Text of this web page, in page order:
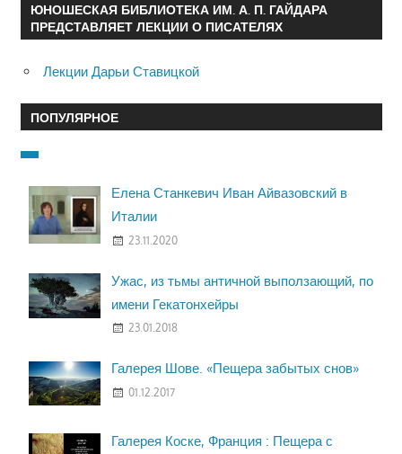
ЮНОШЕСКАЯ БИБЛИОТЕКА ИМ. А. П. ГАЙДАРА
ПРЕДСТАВЛЯЕТ ЛЕКЦИИ О ПИСАТЕЛЯХ
Лекции Дарьи Ставицкой
ПОПУЛЯРНОЕ
Елена Станкевич Иван Айвазовский в
Италии
23.11.2020
Ужас, из тьмы античной выползающий, по
имени Гекатонхейры
23.01.2018
Галерея Шове. «Пещера забытых снов»
01.12.2017
Галерея Коске, Франция : Пещера с